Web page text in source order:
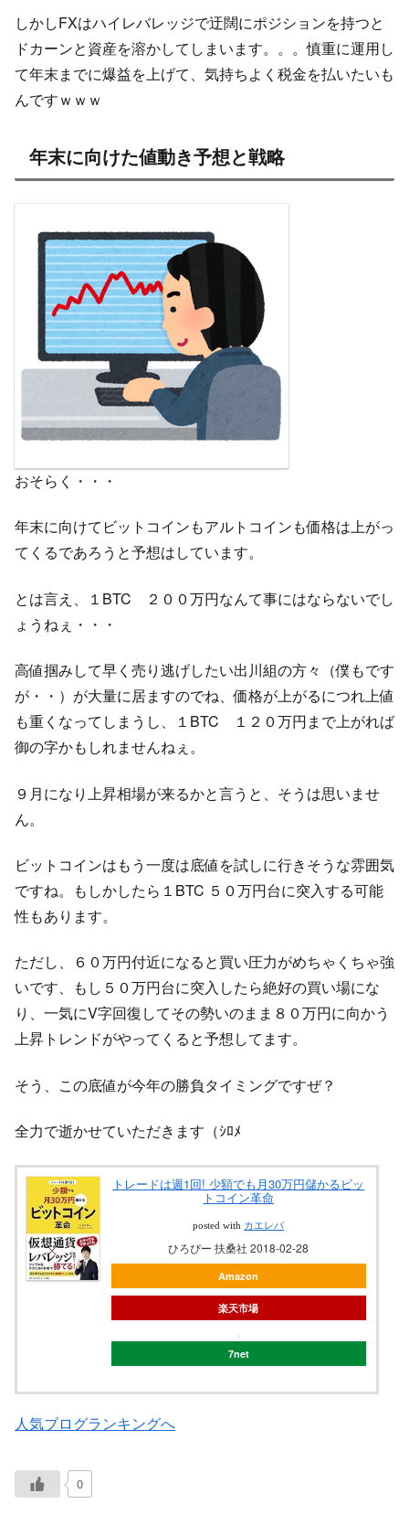
しかしFXはハイレバレッジで迂闊にポジションを持つと
ドカーンと資産を溶かしてしまいます。。。慎重に運用し
て年末までに爆益を上げて、気持ちよく税金を払いたいも
んですｗｗｗ
年末に向けた値動き予想と戦略
おそらく・・・
年末に向けてビットコインもアルトコインも価格は上がっ
てくるであろうと予想はしています。
とは言え、１BTC ２００万円なんて事にはならないでし
ょうねぇ・・・
高値掴みして早く売り逃げしたい出川組の方々（僕もです
が・・）が大量に居ますのでね、価格が上がるにつれ上値
も重くなってしまうし、１BTC １２０万円まで上がれば
御の字かもしれませんねぇ。
９月になり上昇相場が来るかと言うと、そうは思いませ
ん。
ビットコインはもう一度は底値を試しに行きそうな雰囲気
ですね。もしかしたら１BTC ５０万円台に突入する可能
性もあります。
ただし、６０万円付近になると買い圧力がめちゃくちゃ強
いです、もし５０万円台に突入したら絶好の買い場にな
り、一気にV字回復してその勢いのまま８０万円に向かう
上昇トレンドがやってくると予想してます。
そう、この底値が今年の勝負タイミングですぜ？
全力で逝かせていただきます（ｼﾛﾒ
トレードは週1回! 少額でも月30万円儲かるビッ
トコイン革命
posted with カエレバ
ひろぴー 扶桑社 2018-02-28
Amazon
楽天市場
7net
人気ブログランキングへ
0